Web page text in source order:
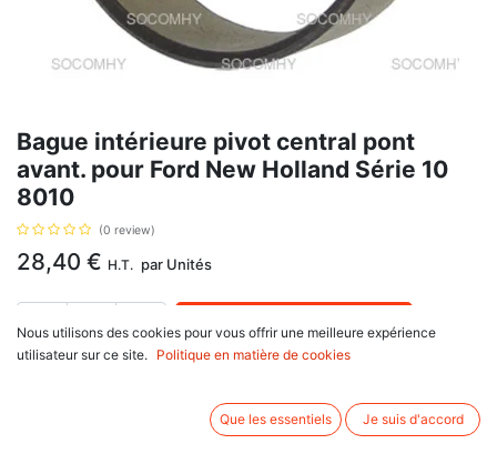
Bague intérieure pivot central pont
avant. pour Ford New Holland Série 10
8010
(0 review)
28,40 € H.T. par Unités
AJOUTER AU PANIER
Diamètre intérieur : 104.8mm, Diamètre extérieur : 114.9mm, Hauteur
44mm. Référence d'origine : 9967993, K965266, 83930062, 9967993,
Nous utilisons des cookies pour vous offrir une meilleure expérience
utilisateur sur ce site.
Politique en matière de cookies
Que les essentiels Je suis d'accord